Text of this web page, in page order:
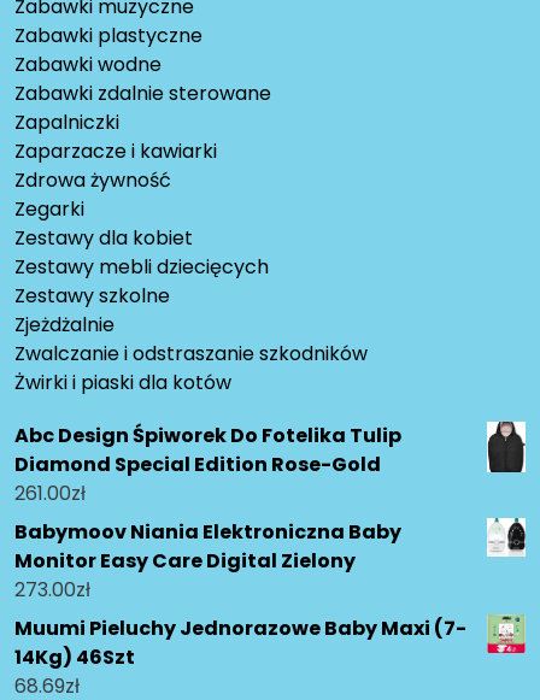
Zabawki muzyczne
Zabawki plastyczne
Zabawki wodne
Zabawki zdalnie sterowane
Zapalniczki
Zaparzacze i kawiarki
Zdrowa żywność
Zegarki
Zestawy dla kobiet
Zestawy mebli dziecięcych
Zestawy szkolne
Zjeżdżalnie
Zwalczanie i odstraszanie szkodników
Żwirki i piaski dla kotów
Abc Design Śpiworek Do Fotelika Tulip
Diamond Special Edition Rose-Gold
261.00zł
Babymoov Niania Elektroniczna Baby
Monitor Easy Care Digital Zielony
273.00zł
Muumi Pieluchy Jednorazowe Baby Maxi (7-
14Kg) 46Szt
68.69zł